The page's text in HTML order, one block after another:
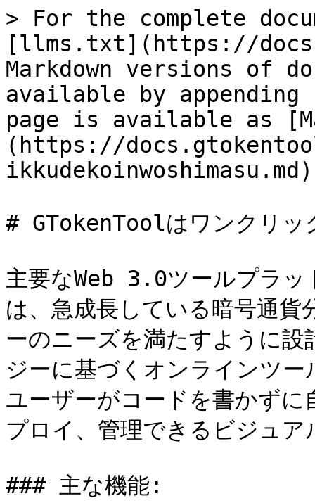
> For the complete
[llms.txt](https://
Markdown versions of
available by
page is available as
(https://
# GTokenToolはワンクリッ
主要なWeb 3.0ツールプラ
は、急成長している暗号通
ーのニーズを満たすように
ジーに基づくオンラインツ
ユーザーがコードを書かず
プロイ、管理できるビジュ
### 主な機能: